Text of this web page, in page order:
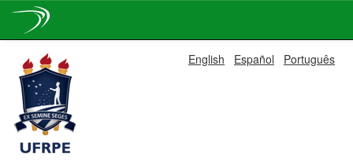
navigation
English Español Português